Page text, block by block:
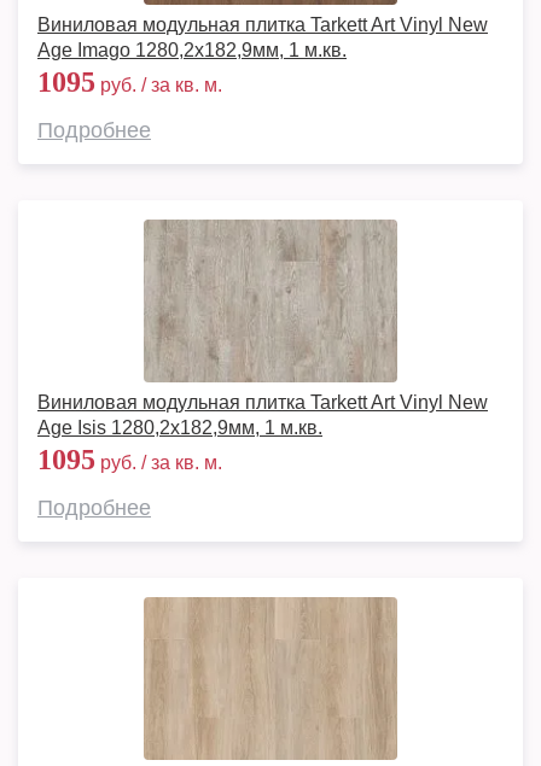
Виниловая модульная плитка Tarkett Art Vinyl New
Age Imago 1280,2х182,9мм, 1 м.кв.
1095 руб. / за кв. м.
Подробнее
Виниловая модульная плитка Tarkett Art Vinyl New
Age Isis 1280,2х182,9мм, 1 м.кв.
1095 руб. / за кв. м.
Подробнее